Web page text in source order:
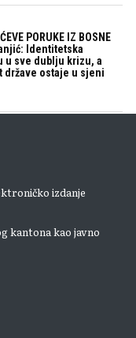
PORUKE IZ BOSNE
Identitetska
u sve dublju krizu, a
države ostaje u sjeni
izdanje
kantona kao javno